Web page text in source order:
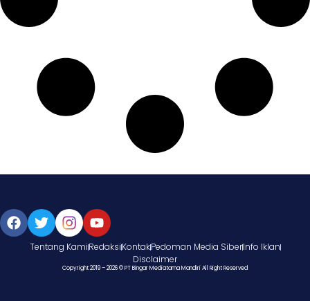
Tentang KamiRedaksiKontakPedoman Media SiberInfo Iklan
Disclaimer
Copyright 2019 – 2026 © PT Bingar Mediatama Mandiri All Right Reserved